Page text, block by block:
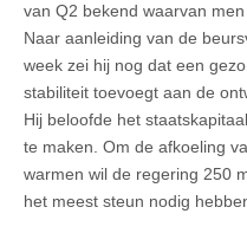
van Q2 bekend waarvan
Naar aanleiding van de
week zei hij nog dat een
stabiliteit toevoegt aan de
Hij beloofde het
te maken. Om de afkoeling
warmen wil de regering 250
het meest steun nodig